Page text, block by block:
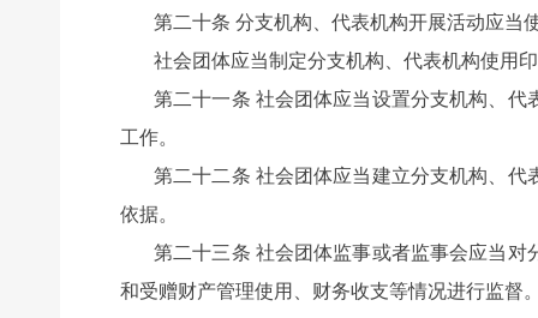
第二十条 分支机构、代表机构开展活动应当
社会团体应当制定分支机构、代表机构使用
第二十一条 社会团体应当设置分支机构、
工作。
第二十二条 社会团体应当建立分支机构、
依据。
第二十三条 社会团体监事或者监事会应当
和受赠财产管理使用、财务收支等情况进行监督